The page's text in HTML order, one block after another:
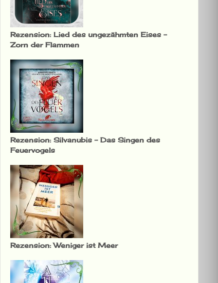
Rezension: Lied des ungezähmten Eises –
Zorn der Flammen
Rezension: Silvanubis – Das Singen des
Feuervogels
Rezension: Weniger ist Meer